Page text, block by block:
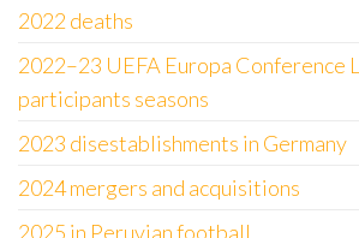
2022 deaths
2022–23 UEFA Europa Conference
participants seasons
2023 disestablishments in Germany
2024 mergers and acquisitions
2025 in Peruvian football